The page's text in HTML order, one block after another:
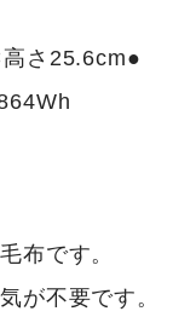
さ25.6cm●
布です。
が不要です。